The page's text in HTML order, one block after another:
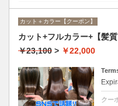
カット＋カラー【クーポン】
カット+フルカラー+【髪
￥23,100 > ￥22,000
クー